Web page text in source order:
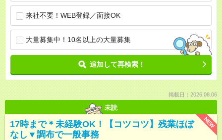
来社不要！WEB登録／面接OK
大量募集中！10名以上の大量募集
追加して再検索！
掲載日：2026.08.06
未読
NEW
17時まで＊未経験OK！【コツコツ】残業ほぼ
なし▼調布で一般事務